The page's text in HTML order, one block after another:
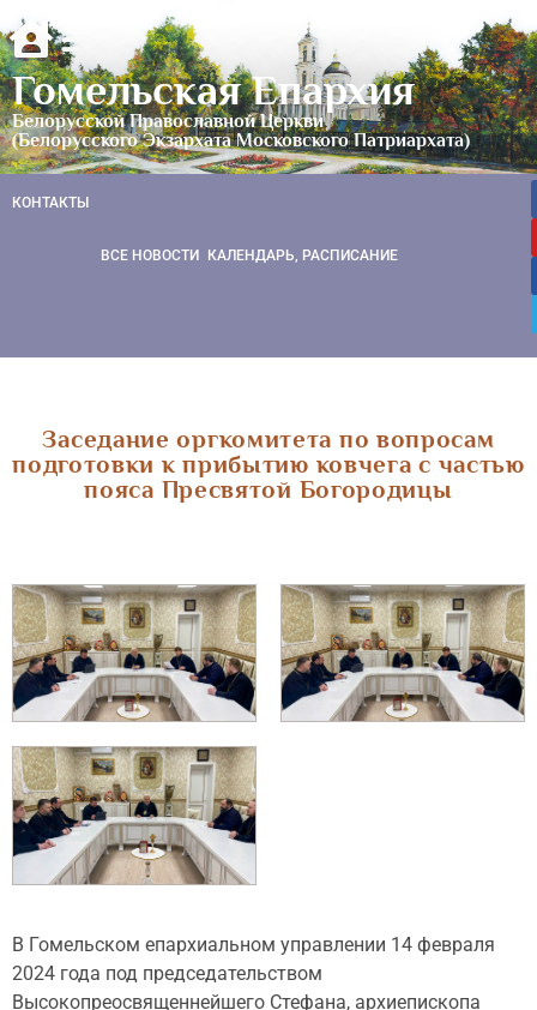
Гомельская Епархия
Белорусской Православной Церкви
(Белорусского Экзархата Московского Патриархата)
КОНТАКТЫ
ВСЕ НОВОСТИ КАЛЕНДАРЬ, РАСПИСАНИЕ
Заседание оргкомитета по вопросам
подготовки к прибытию ковчега с частью
пояса Пресвятой Богородицы
В Гомельском епархиальном управлении 14 февраля
2024 года под председательством
Высокопреосвященнейшего Стефана, архиепископа